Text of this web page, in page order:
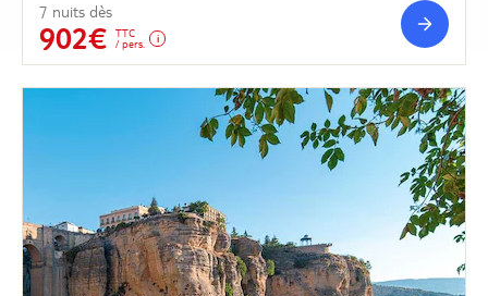
7 nuits dès
902€
TTC
/ pers.